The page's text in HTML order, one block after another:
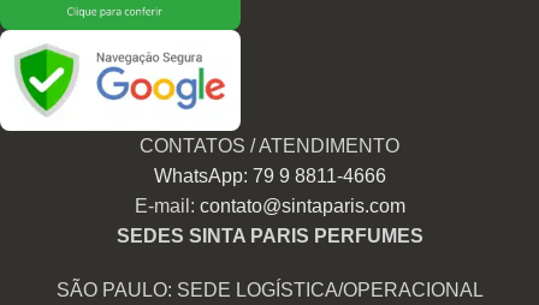
CONTATOS / ATENDIMENTO
WhatsApp: 79 9 8811-4666
E-mail: contato@sintaparis.com
SEDES SINTA PARIS PERFUMES
SÃO PAULO: SEDE LOGÍSTICA/OPERACIONAL